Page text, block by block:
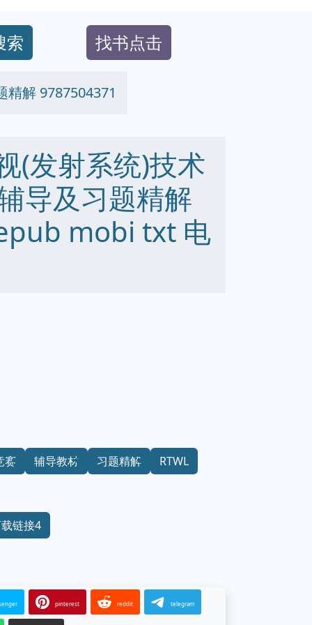
索 找书点击
精解 9787504371
(发射系统)技术
导及习题精解
mobi txt 电
赛 辅导教材 习题精解 RTWL
链接4
pinterest reddit telegram